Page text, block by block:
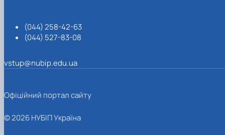
(044) 258-42-63
(044) 527-83-08
vstup@nubip.edu.ua
Офіційний портал сайту
© 2026 НУБІП Україна